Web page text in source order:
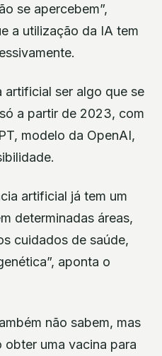
se apercebem”,
a utilização da IA tem
artificial ser algo que se
a partir de 2023, com
modelo da OpenAI,
artificial já tem um
determinadas áreas,
cuidados de saúde,
aponta o
não sabem, mas
uma vacina para